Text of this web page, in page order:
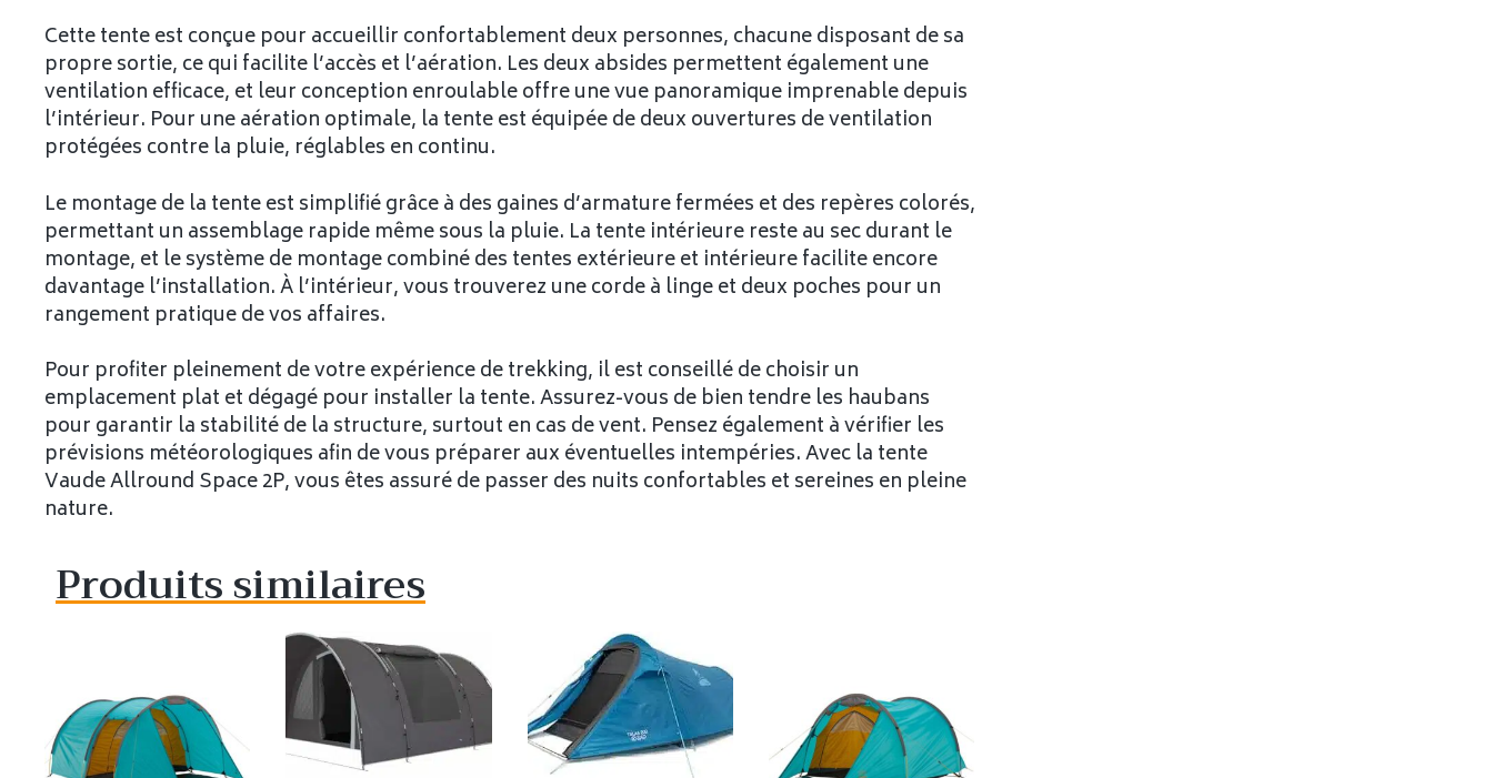
Cette tente est conçue pour accueillir confortablement deux personnes, chacune disposant de sa
propre sortie, ce qui facilite l’accès et l’aération. Les deux absides permettent également une
ventilation efficace, et leur conception enroulable offre une vue panoramique imprenable depuis
l’intérieur. Pour une aération optimale, la tente est équipée de deux ouvertures de ventilation
protégées contre la pluie, réglables en continu.
Le montage de la tente est simplifié grâce à des gaines d’armature fermées et des repères colorés,
permettant un assemblage rapide même sous la pluie. La tente intérieure reste au sec durant le
montage, et le système de montage combiné des tentes extérieure et intérieure facilite encore
davantage l’installation. À l’intérieur, vous trouverez une corde à linge et deux poches pour un
rangement pratique de vos affaires.
Pour profiter pleinement de votre expérience de trekking, il est conseillé de choisir un
emplacement plat et dégagé pour installer la tente. Assurez-vous de bien tendre les haubans
pour garantir la stabilité de la structure, surtout en cas de vent. Pensez également à vérifier les
prévisions météorologiques afin de vous préparer aux éventuelles intempéries. Avec la tente
Vaude Allround Space 2P, vous êtes assuré de passer des nuits confortables et sereines en pleine
nature.
Produits similaires